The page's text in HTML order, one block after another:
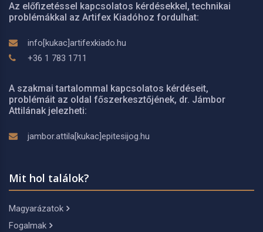
Az előfizetéssel kapcsolatos kérdésekkel, technikai
problémákkal az Artifex Kiadóhoz fordulhat:
info[kukac]artifexkiado.hu
+36 1 783 1711
A szakmai tartalommal kapcsolatos kérdéseit,
problémáit az oldal főszerkesztőjének, dr. Jámbor
Attilának jelezheti:
jambor.attila[kukac]epitesijog.hu
Mit hol találok?
Magyarázatok
Fogalmak